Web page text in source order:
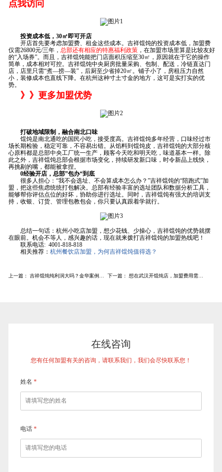
点我访问
投资成本低，30㎡即可开店
开店首先要考虑加盟费、租金这些成本。吉祥馄饨的投资成本低，加盟费
仅需26800元/三年， 总部还有相应的特惠福利政策，在加盟市场里算是比较友好
的“入场券”。而且，吉祥馄饨能把门店面积压缩至30㎡，原因就在于它的操作
简单，成本相对可控。吉祥馄饨中央厨房批量采购、包制、配送，冷链直达门
店，店里只需“煮—捞—装”，后厨至少省掉20㎡。铺子小了，房租压力自然
小，装修成本也直线下降。在杭州这种寸土寸金的地方，这可是实打实的优
势。
》》更多加盟优势
打破地域限制，融合南北口味
馄饨是南北通吃的国民小吃，接受度高。吉祥馄饨多年经营，口味经过市
场长期检验，稳定可靠，不容易出错。从馅料到馄饨皮，吉祥馄饨的大部分核
心原料都是总部中央工厂统一生产，顾客今天吃和明天吃，味道基本一样。除
此之外，吉祥馄饨总部会根据市场变化，持续研发新口味，时令新品上线快，
再挑剔的嘴，都能被拿捏。
0经验开店，总部”包办“到底
很多人担心：“我不会选址、不会算成本怎么办？”吉祥馄饨的“陪跑式”加
盟，把这些焦虑统统打包解决。总部有经验丰富的选址团队和数据分析工具，
能够帮你评估点位的好坏，协助你进行选址。同时，吉祥馄饨有强大的培训支
持，收银、订货、管理包教包会，你只要认真跟着学就行。
总结一句话：杭州小吃店加盟，想少花钱、少操心，吉祥馄饨的优势就摆
在眼前。机会不等人，感兴趣的话，现在就来拨打吉祥馄饨的加盟热线吧！
联系电话: 4001-818-818
相关推荐：杭州餐饮店加盟，为何吉祥馄饨值得选？
上一篇： 吉祥馄饨纯利润大吗？金华案例揭示真实盈利空间 下一篇： 想在武汉开馄饨店，加盟费用需要多少？
在线咨询
您有任何加盟有关的咨询，请联系我们，我们会尽快联系您！
姓名*
电话*